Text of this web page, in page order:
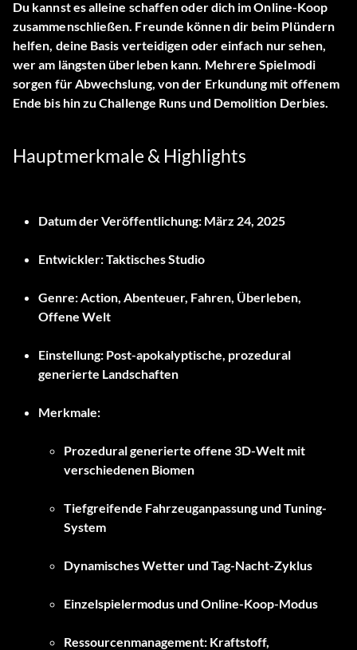
Du kannst es alleine schaffen oder dich im Online-Koop
zusammenschließen. Freunde können dir beim Plündern
helfen, deine Basis verteidigen oder einfach nur sehen,
wer am längsten überleben kann. Mehrere Spielmodi
sorgen für Abwechslung, von der Erkundung mit offenem
Ende bis hin zu Challenge Runs und Demolition Derbies.
Hauptmerkmale & Highlights
Datum der Veröffentlichung: März 24, 2025
Entwickler:Taktisches Studio
Genre:Action, Abenteuer, Fahren, Überleben,
Offene Welt
Einstellung: Post-apokalyptische, prozedural
generierte Landschaften
Merkmale:
Prozedural generierte offene 3D-Welt mit
verschiedenen Biomen
Tiefgreifende Fahrzeuganpassung und Tuning-
System
Dynamisches Wetter und Tag-Nacht-Zyklus
Einzelspielermodus und Online-Koop-Modus
Ressourcenmanagement: Kraftstoff,